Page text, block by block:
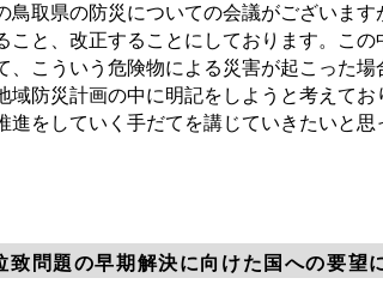
取県の防災についての会議がございます
こと、改正することにしております。こ
、こういう危険物による災害が起こった
域防災計画の中に明記をしようと考えてお
進をしていく手だてを講じていきたいと思
問題の早期解決に向けた国への要望